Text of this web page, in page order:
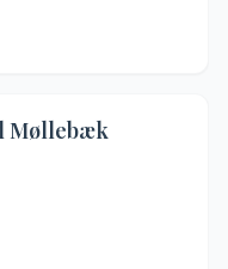
Møllebæk